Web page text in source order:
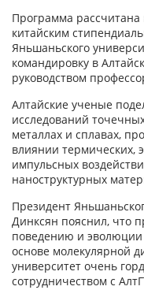
Программа
китайским
Яньшаньского
командировку в
руководством
Алтайские ученые
исследований
металлах и сплавах,
влиянии термических,
импульсных
наноструктурных
Президент
Динксян пояснил, что
поведению и эволюции
основе молекулярной
университет очень
сотрудничеством с